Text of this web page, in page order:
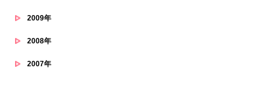
2009年
2008年
2007年